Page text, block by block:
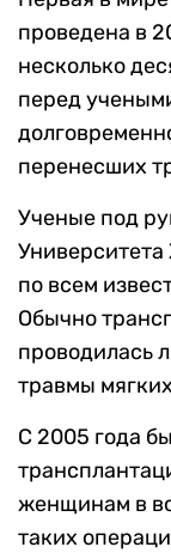
проведена в
несколько
перед
перенесших
Ученые под
Университета
по всем
Обычно
проводилась
травмы
С 2005 года
женщинам в
таких